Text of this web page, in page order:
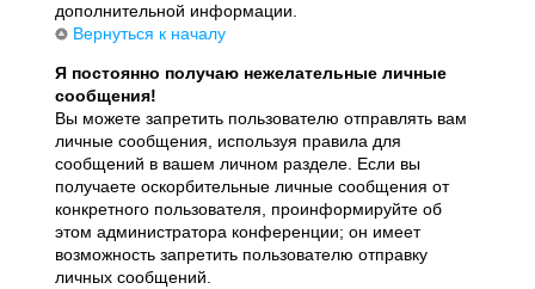
дополнительной информации.
Вернуться к началу
Я постоянно получаю нежелательные личные
сообщения!
Вы можете запретить пользователю отправлять вам
личные сообщения, используя правила для
сообщений в вашем личном разделе. Если вы
получаете оскорбительные личные сообщения от
конкретного пользователя, проинформируйте об
этом администратора конференции; он имеет
возможность запретить пользователю отправку
личных сообщений.